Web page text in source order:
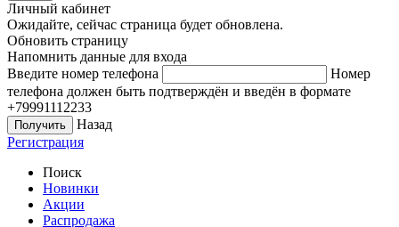
Личный кабинет
Ожидайте, сейчас страница будет обновлена.
Обновить страницу
Напомнить данные для входа
Введите номер телефона
Номер
телефона должен быть подтверждён и введён в формате
+79991112233
Назад
Регистрация
Поиск
Новинки
Акции
Распродажа